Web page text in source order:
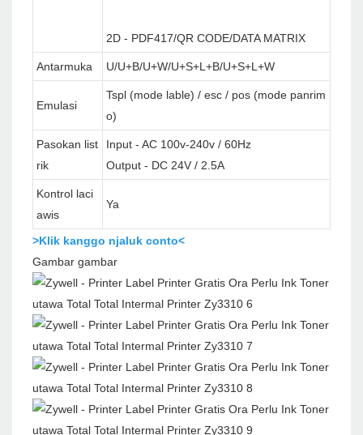
2D - PDF417/QR CODE/DATA MATRIX
Antarmuka U/U+B/U+W/U+S+L+B/U+S+L+W
Emulasi
Tspl (mode lable) / esc / pos (mode panrim
o)
Pasokan list
rik
Input - AC 100v-240v / 60Hz
Output - DC 24V / 2.5A
Kontrol laci
awis
Ya
>Klik kanggo njaluk conto<
Gambar gambar